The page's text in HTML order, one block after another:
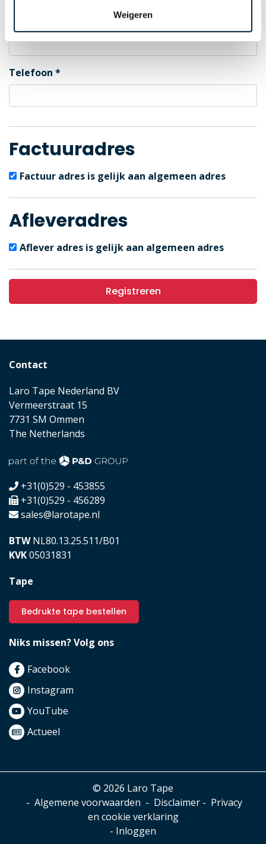
Weigeren
E-mail t.b.v. orderbevestiging
Telefoon
Factuuradres
Factuur adres is gelijk aan algemeen adres
Afleveradres
Aflever adres is gelijk aan algemeen adres
Registreren
Contact
Laro Tape Nederland BV
Vermeerstraat 15
7731 SM Ommen
The Netherlands
+31(0)529 - 453855
+31(0)529 - 456289
sales@larotape.nl
BTWNL80.13.25.511/B01
KVK05031831
Tape
Bedrukte tape bestellen
Niks missen? Volg ons
Facebook
Instagram
YouTube
Actueel
© 2026 Laro Tape
- Algemene voorwaarden - Disclaimer - Privacy
en cookie verklaring
- Inloggen